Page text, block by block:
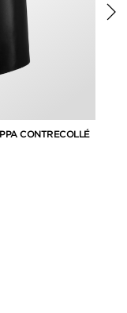
CONTRECOLLÉ